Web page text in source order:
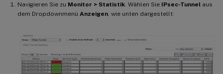
Navigieren Sie zu Monitor > Statistik . Wählen Sie IPsec-Tunnel aus
dem Dropdownmenü Anzeigen , wie unten dargestellt: